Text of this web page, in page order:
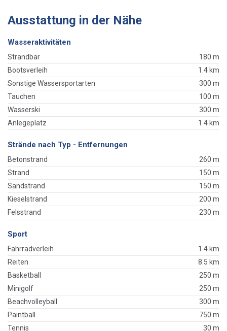
Ausstattung in der Nähe
Wasseraktivitäten
Strandbar
180 m
Bootsverleih
1.4 km
Sonstige Wassersportarten
300 m
Tauchen
100 m
Wasserski
300 m
Anlegeplatz
1.4 km
Strände nach Typ - Entfernungen
Betonstrand
260 m
Strand
150 m
Sandstrand
150 m
Kieselstrand
200 m
Felsstrand
230 m
Sport
Fahrradverleih
1.4 km
Reiten
8.5 km
Basketball
250 m
Minigolf
250 m
Beachvolleyball
300 m
Paintball
750 m
Tennis
30 m